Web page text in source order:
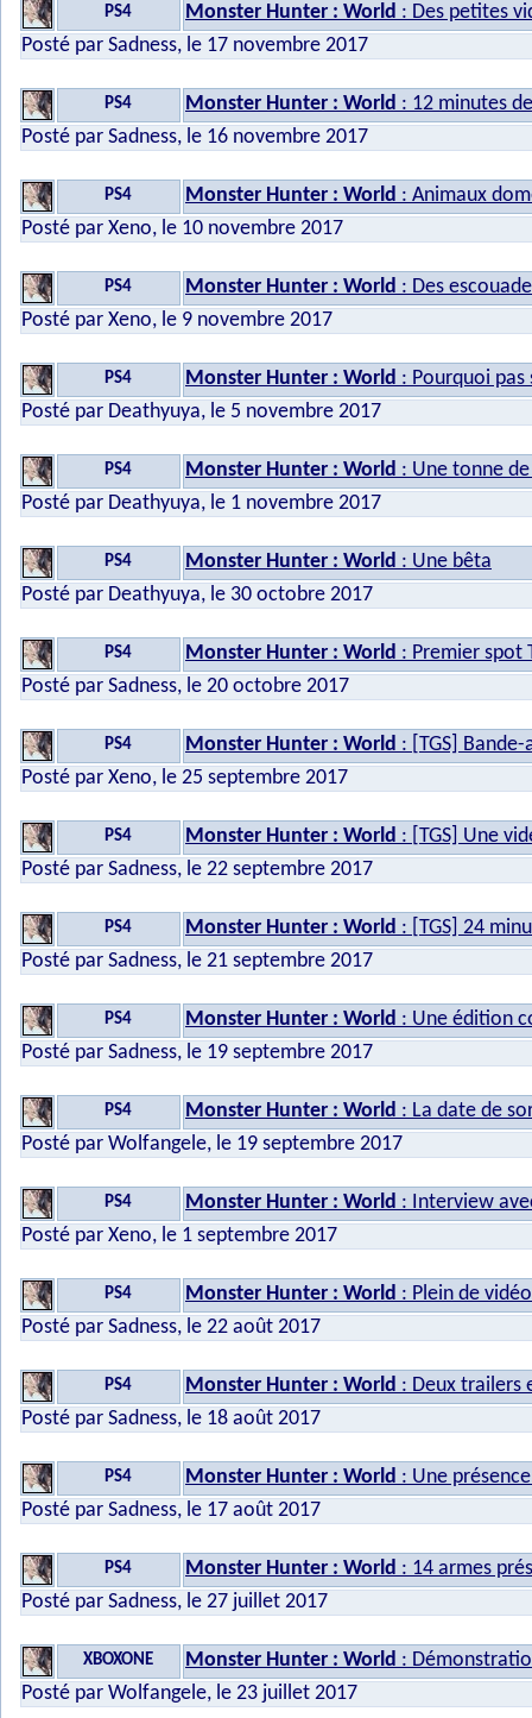
PS4 Monster Hunter : World : Des petites
Posté par Sadness, le 17 novembre 2017
PS4 Monster Hunter : World : 12 minutes
Posté par Sadness, le 16 novembre 2017
PS4 Monster Hunter : World : Animaux
Posté par Xeno, le 10 novembre 2017
PS4 Monster Hunter : World : Des
Posté par Xeno, le 9 novembre 2017
PS4 Monster Hunter : World : Pourquoi pas
Posté par Deathyuya, le 5 novembre 2017
PS4 Monster Hunter : World : Une tonne
Posté par Deathyuya, le 1 novembre 2017
PS4 Monster Hunter : World : Une bêta
Posté par Deathyuya, le 30 octobre 2017
PS4 Monster Hunter : World : Premier spot
Posté par Sadness, le 20 octobre 2017
PS4 Monster Hunter : World : [TGS]
Posté par Xeno, le 25 septembre 2017
PS4 Monster Hunter : World : [TGS] Une
Posté par Sadness, le 22 septembre 2017
PS4 Monster Hunter : World : [TGS] 24
Posté par Sadness, le 21 septembre 2017
PS4 Monster Hunter : World : Une édition
Posté par Sadness, le 19 septembre 2017
PS4 Monster Hunter : World : La date de
Posté par Wolfangele, le 19 septembre 2017
PS4 Monster Hunter : World : Interview
Posté par Xeno, le 1 septembre 2017
PS4 Monster Hunter : World : Plein de
Posté par Sadness, le 22 août 2017
PS4 Monster Hunter : World : Deux trailers
Posté par Sadness, le 18 août 2017
PS4 Monster Hunter : World : Une
Posté par Sadness, le 17 août 2017
PS4 Monster Hunter : World : 14 armes
Posté par Sadness, le 27 juillet 2017
XBOXONE Monster Hunter : World :
Posté par Wolfangele, le 23 juillet 2017